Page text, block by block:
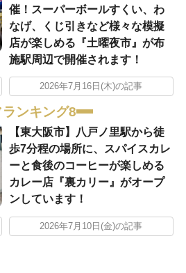
催！スーパーボールすくい、わ
なげ、くじ引きなど様々な模擬
店が楽しめる『土曜夜市』が布
施駅周辺で開催されます！
2026年7月16日(木)の記事
ランキング8
【東大阪市】八戸ノ里駅から徒
歩7分程の場所に、スパイスカレ
ーと食後のコーヒーが楽しめる
カレー店『裏カリー』がオープ
ンしています！
2026年7月10日(金)の記事